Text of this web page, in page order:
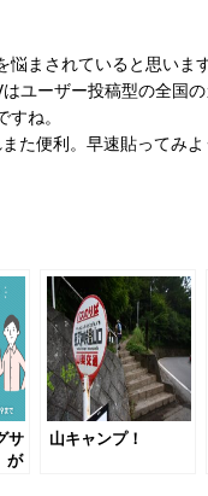
まされていると思いま
はユーザー投稿型の全国
ね。
た便利。早速貼ってみよ
サ
が
山キャンプ！